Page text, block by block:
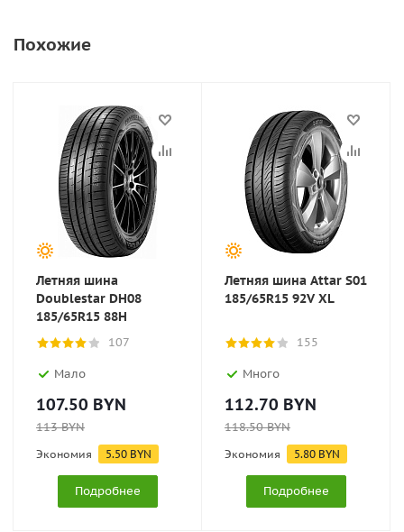
Похожие
Летняя шина
Doublestar DH08
185/65R15 88H
107
Мало
107.50 BYN
113BYN
Экономия 5.50 BYN
Подробнее
Летняя шина Attar S01
185/65R15 92V XL
155
Много
112.70 BYN
118.50BYN
Экономия 5.80 BYN
Подробнее